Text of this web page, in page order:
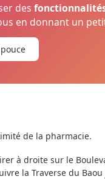
des
en donnant un
de la pharmacie.
à droite sur le
la Traverse du